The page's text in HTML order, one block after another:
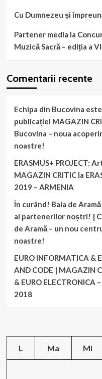
Cu Dumnezeu și
Partener media la
Muzică Sacră – ediția a
Comentarii recente
Echipa din Bucovina
publicației MAGAZIN
Bucovina – noua
noastre!
ERASMUS+ PROJECT:
MAGAZIN CRITICla
2019 – ARMENIA
În curând! Baia de
al partenerilor noștri! |
de Aramă – un nou
noastre!
EURO INFORMATICA &
AND CODE | MAGAZIN
& EURO ELECTRONICA
2018
L Ma Mi